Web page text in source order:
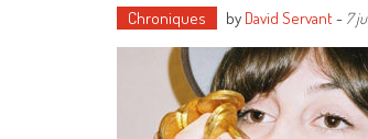
Chroniques by David Servant- 7